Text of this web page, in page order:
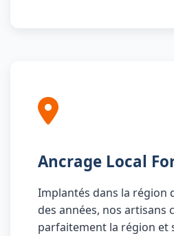
Ancrage Local
Implantés dans la région
des années, nos artisans
parfaitement la région et